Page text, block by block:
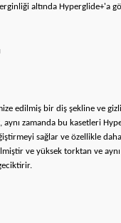
altında Hyperglide+'a
edilmiş bir diş şekline ve
aynı zamanda bu kasetleri
sağlar ve özellikle
ve yüksek torktan ve aynı